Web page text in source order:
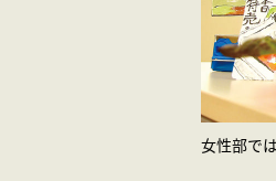
女性部で